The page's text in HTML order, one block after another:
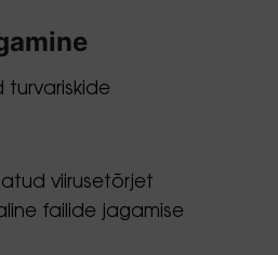
turvariskide
viirusetõrjet
failide jagamise